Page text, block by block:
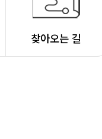
찾아오는 길